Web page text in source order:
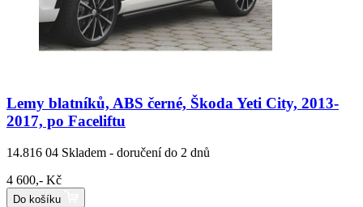
Lemy blatníků, ABS černé, Škoda Yeti City, 2013-
2017, po Faceliftu
14.816 04 Skladem - doručení do 2 dnů
4 600,- Kč
Do košíku